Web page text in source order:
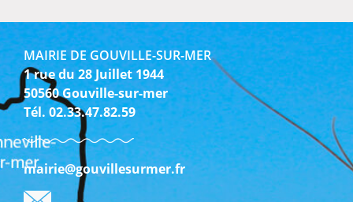
MAIRIE DE GOUVILLE-SUR-MER
1 rue du 28 Juillet 1944
50560 Gouville-sur-mer
Tél. 02.33.47.82.59
mairie@gouvillesurmer.fr